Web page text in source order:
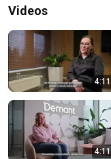
Videos
4:11
4:11